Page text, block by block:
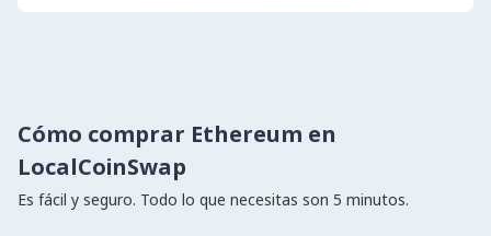
Cómo comprar Ethereum en
LocalCoinSwap
Es fácil y seguro. Todo lo que necesitas son 5 minutos.